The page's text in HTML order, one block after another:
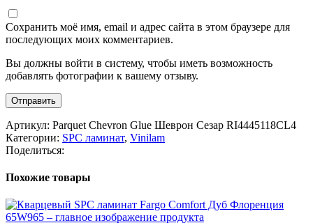
Сохранить моё имя, email и адрес сайта в этом браузере для
последующих моих комментариев.
Вы должны войти в систему, чтобы иметь возможность
добавлять фотографии к вашему отзыву.
Артикул: Parquet Chevron Glue Шеврон Сезар RI4445118CL4
Категории: SPC ламинат, Vinilam
Поделиться:
Похожие товары